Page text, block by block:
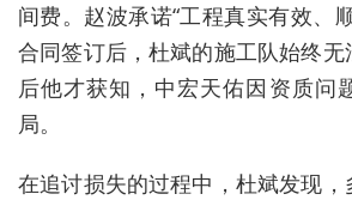
间费。赵波承诺“工程真实有效、
合同签订后，杜斌的施工队始终
后他才获知，中宏天佑因资质问
局。
在追讨损失的过程中，杜斌发现